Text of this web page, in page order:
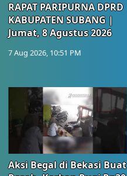
RAPAT PARIPURNA DPRD
KABUPATEN SUBANG |
Jumat, 8 Agustus 2026
7 Aug 2026, 10:51 PM
Aksi Begal di Bekasi Buat